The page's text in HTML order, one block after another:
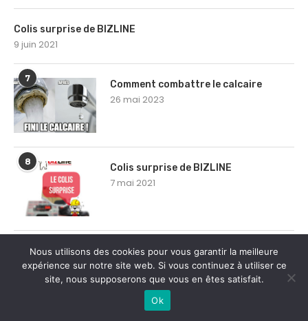
Colis surprise de BIZLINE
9 juin 2021
7
Comment combattre le calcaire
26 mai 2023
8
Colis surprise de BIZLINE
7 mai 2021
Colis surprise de BIZLINE
11 février 2021
Nous utilisons des cookies pour vous garantir la meilleure
expérience sur notre site web. Si vous continuez à utiliser ce
site, nous supposerons que vous en êtes satisfait.
Ok